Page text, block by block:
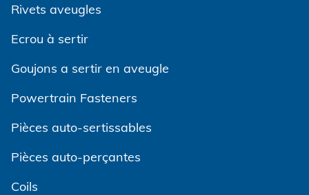
Rivets aveugles
Ecrou à sertir
Goujons a sertir en aveugle
Powertrain Fasteners
Pièces auto-sertissables
Pièces auto-perçantes
Coils